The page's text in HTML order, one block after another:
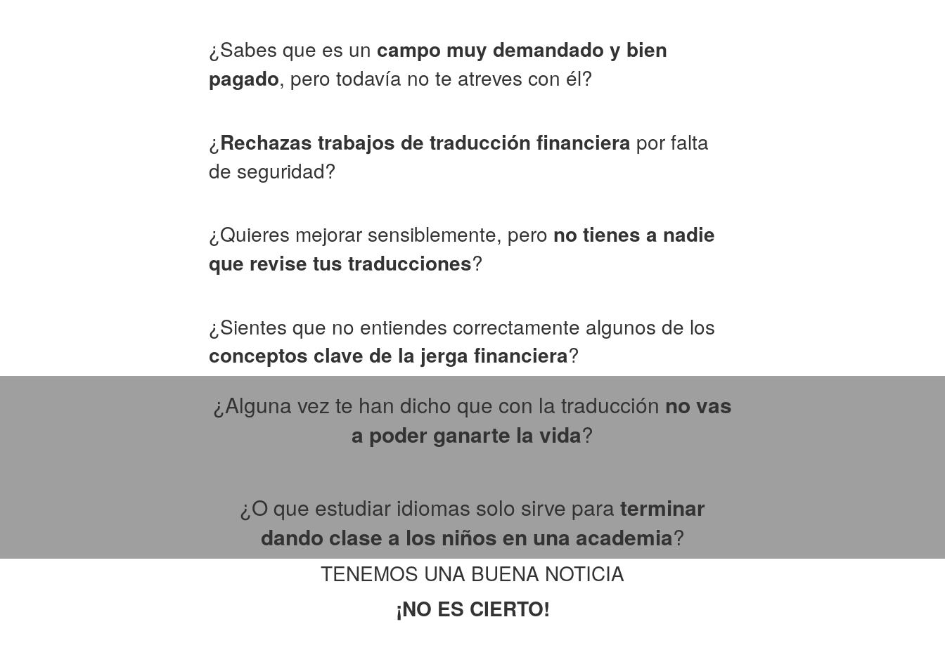
¿Sabes que es un campo muy demandado y bien
pagado, pero todavía no te atreves con él?
¿Rechazas trabajos de traducción financiera por falta
de seguridad?
¿Quieres mejorar sensiblemente, pero no tienes a nadie
que revise tus traducciones?
¿Sientes que no entiendes correctamente algunos de los
conceptos clave de la jerga financiera?
¿Alguna vez te han dicho que con la traducción no vas
a poder ganarte la vida?
¿O que estudiar idiomas solo sirve para terminar
dando clase a los niños en una academia?
TENEMOS UNA BUENA NOTICIA
¡NO ES CIERTO!